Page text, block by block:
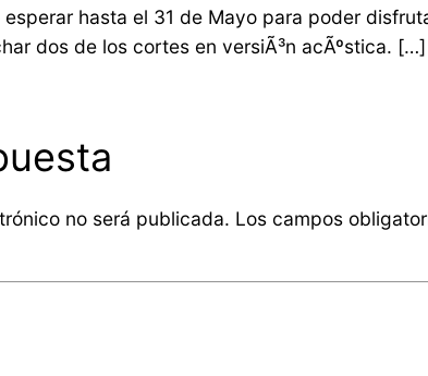
hasta el 31 de Mayo para poder
dos de los cortes en versiÃ³n acÃºstica. […]
no será publicada. Los campos